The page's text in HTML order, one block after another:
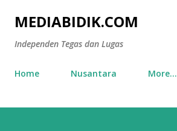
Skip to main content
MEDIABIDIK.COM
Independen Tegas dan Lugas
Home Nusantara More…